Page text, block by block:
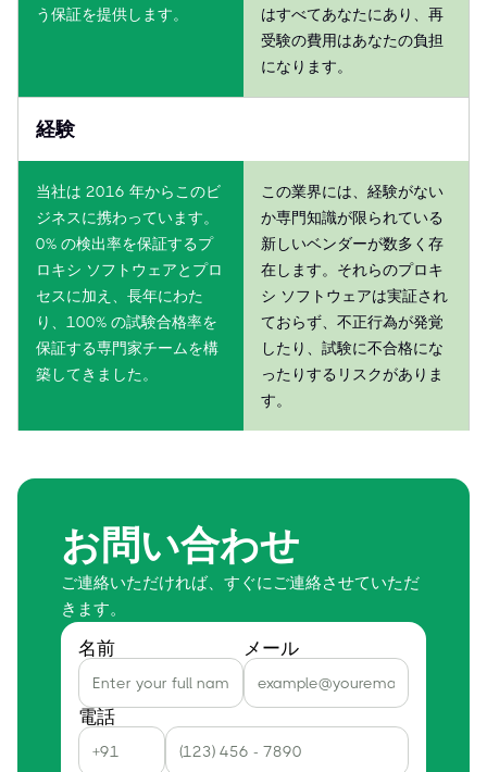
う保証を提供します。
はすべてあなたにあり、再
受験の費用はあなたの負担
になります。
経験
当社は 2016 年からこのビ
ジネスに携わっています。
0% の検出率を保証するプ
ロキシ ソフトウェアとプロ
セスに加え、長年にわた
り、100% の試験合格率を
保証する専門家チームを構
築してきました。
この業界には、経験がない
か専門知識が限られている
新しいベンダーが数多く存
在します。それらのプロキ
シ ソフトウェアは実証され
ておらず、不正行為が発覚
したり、試験に不合格にな
ったりするリスクがありま
す。
お問い合わせ
ご連絡いただければ、すぐにご連絡させていただ
きます。
名前 メール
電話